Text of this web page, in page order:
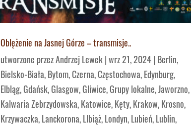
Oblężenie na Jasnej Górze – transmisje..
utworzone przezAndrzej Lewek|wrz 21, 2024| Berlin,
Bielsko-Biała,Bytom,Czerna,Częstochowa,Edynburg,
Elbląg,Gdańsk,Glasgow,Gliwice,Grupy lokalne,Jaworzno,
Kalwaria Zebrzydowska,Katowice,Kęty,Krakow,Krosno,
Krzywaczka,Lanckorona,LIbiąż,Londyn,Lubień,Lublin,